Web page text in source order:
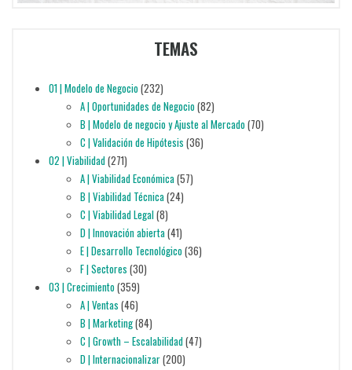
TEMAS
01 | Modelo de Negocio(232)
A | Oportunidades de Negocio(82)
B | Modelo de negocio y Ajuste al Mercado(70)
C | Validación de Hipótesis (36)
02 | Viabilidad(271)
A | Viabilidad Económica(57)
B | Viabilidad Técnica(24)
C | Viabilidad Legal(8)
D | Innovación abierta(41)
E | Desarrollo Tecnológico(36)
F | Sectores (30)
03 | Crecimiento(359)
A | Ventas (46)
B | Marketing(84)
C | Growth – Escalabilidad(47)
D | Internacionalizar(200)